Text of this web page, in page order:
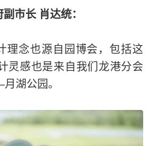
市长 肖达统：
理念也源自园博会，包括这
灵感也是来自我们龙港分会
湖公园。